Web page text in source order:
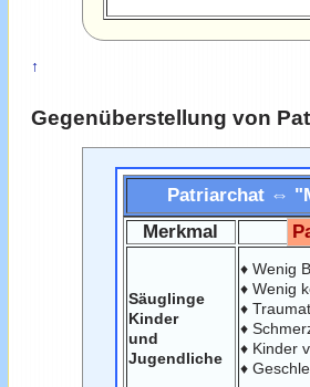
↑
Gegenüberstellung von
Patriarchat ⇔
Merkmal
Säuglinge
Kinder
und
Jugendliche
♦ Wenig
♦ Wenig
♦
♦
♦ Kinder
♦